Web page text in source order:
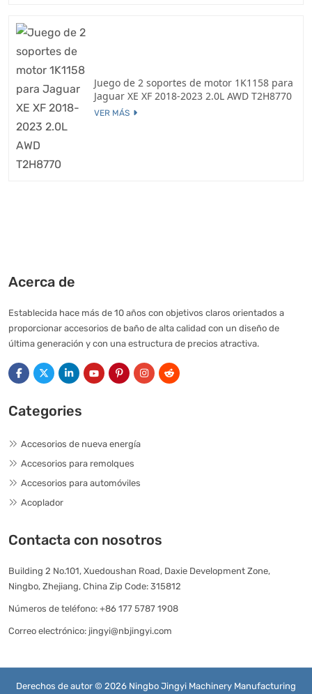
Juego de 2 soportes de motor 1K1158 para
Jaguar XE XF 2018-2023 2.0L AWD T2H8770
VER MÁS
Acerca de
Establecida hace más de 10 años con objetivos claros orientados a
proporcionar accesorios de baño de alta calidad con un diseño de
última generación y con una estructura de precios atractiva.
Categories
Accesorios de nueva energía
Accesorios para remolques
Accesorios para automóviles
Acoplador
Contacta con nosotros
Building 2 No.101, Xuedoushan Road, Daxie Development Zone,
Ningbo, Zhejiang, China Zip Code: 315812
Números de teléfono: +86 177 5787 1908
Correo electrónico: jingyi@nbjingyi.com
Derechos de autor © 2026 Ningbo Jingyi Machinery Manufacturing